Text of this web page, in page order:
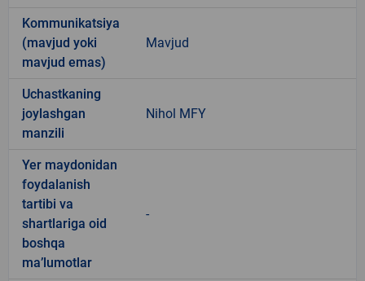
Kommunikatsiya
(mavjud yoki
mavjud emas)
Mavjud
Uchastkaning
joylashgan
manzili
Nihol MFY
Yer maydonidan
foydalanish
tartibi va
shartlariga oid
boshqa
ma’lumotlar
-